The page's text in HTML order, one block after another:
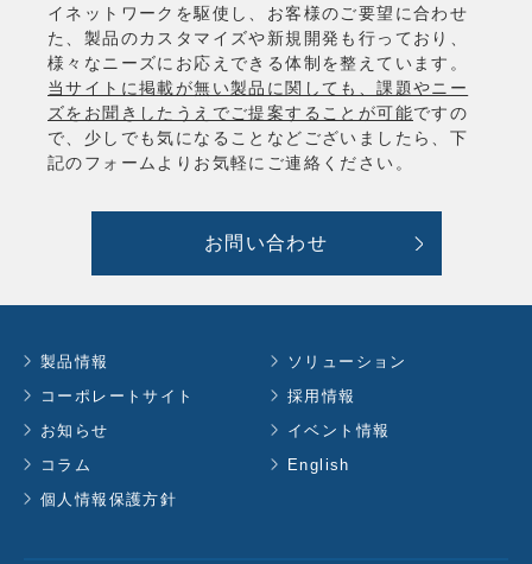
イネットワークを駆使し、お客様のご要望に合わせ
た、製品のカスタマイズや新規開発も行っており、
様々なニーズにお応えできる体制を整えています。
当サイトに掲載が無い製品に関しても、課題やニー
ズをお聞きしたうえでご提案することが可能ですの
で、少しでも気になることなどございましたら、下
記のフォームよりお気軽にご連絡ください。
お問い合わせ
製品情報
ソリューション
コーポレートサイト
採用情報
お知らせ
イベント情報
コラム
English
個人情報保護方針